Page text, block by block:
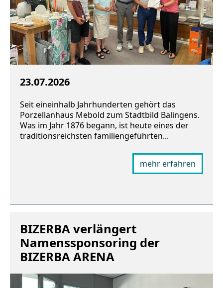
23.07.2026
Seit eineinhalb Jahrhunderten gehört das
Porzellanhaus Mebold zum Stadtbild Balingens.
Was im Jahr 1876 begann, ist heute eines der
traditionsreichsten familiengeführten...
mehr erfahren
BIZERBA verlängert
Namenssponsoring der
BIZERBA ARENA